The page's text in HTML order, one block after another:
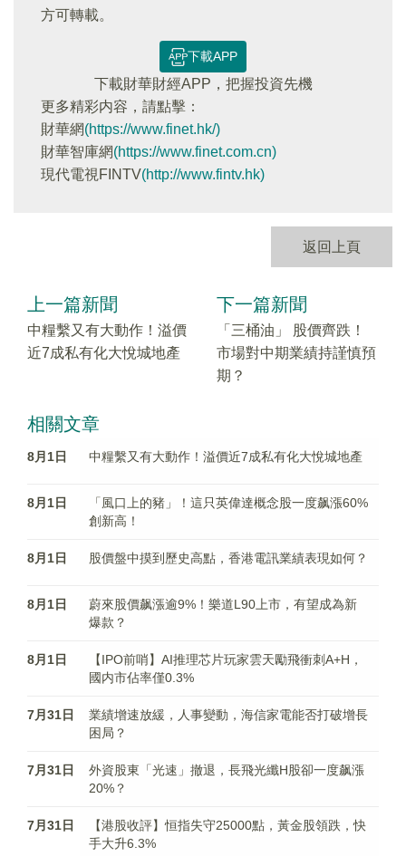
方可轉載。
下載APP
下載財華財經APP，把握投資先機
更多精彩内容，請點擊：
財華網(https://www.finet.hk/)
財華智庫網(https://www.finet.com.cn)
現代電視FINTV(http://www.fintv.hk)
返回上頁
上一篇新聞
中糧繫又有大動作！溢價
近7成私有化大悅城地產
下一篇新聞
「三桶油」 股價齊跌！
市場對中期業績持謹慎預
期？
相關文章
8月1日 中糧繫又有大動作！溢價近7成私有化大悅城地產
8月1日
「風口上的豬」！這只英偉達概念股一度飙漲60%
創新高！
8月1日 股價盤中摸到歷史高點，香港電訊業績表現如何？
8月1日
蔚來股價飙漲逾9%！樂道L90上市，有望成為新
爆款？
8月1日
【IPO前哨】AI推理芯片玩家雲天勵飛衝刺A+H，
國内市佔率僅0.3%
7月31日
業績增速放緩，人事變動，海信家電能否打破增長
困局？
7月31日
外資股東「光速」撤退，長飛光纖H股卻一度飙漲
20%？
7月31日
【港股收評】恒指失守25000點，黃金股領跌，快
手大升6.3%